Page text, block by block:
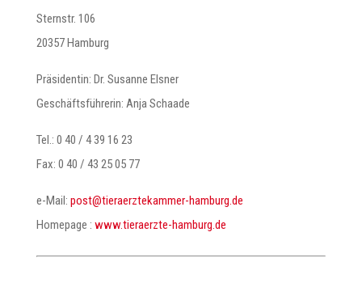
Sternstr. 106
20357 Hamburg
Präsidentin: Dr. Susanne Elsner
Geschäftsführerin: Anja Schaade
Tel.: 0 40 / 4 39 16 23
Fax: 0 40 / 43 25 05 77
e-Mail: ed.grubmah-remmaketzreareit
@tsop
Homepage : www.tieraerzte-hamburg.de